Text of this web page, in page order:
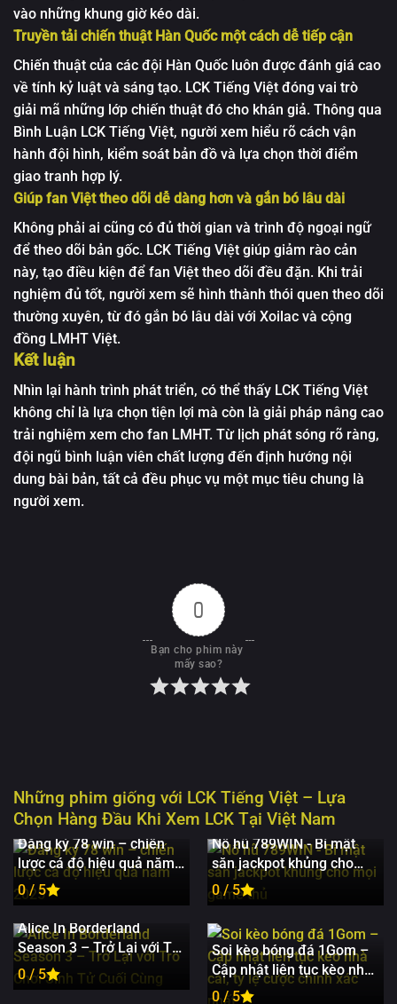
vào những khung giờ kéo dài.
Truyền tải chiến thuật Hàn Quốc một cách dễ tiếp cận
Chiến thuật của các đội Hàn Quốc luôn được đánh giá cao
về tính kỷ luật và sáng tạo. LCK Tiếng Việt đóng vai trò
giải mã những lớp chiến thuật đó cho khán giả. Thông qua
Bình Luận LCK Tiếng Việt, người xem hiểu rõ cách vận
hành đội hình, kiểm soát bản đồ và lựa chọn thời điểm
giao tranh hợp lý.
Giúp fan Việt theo dõi dễ dàng hơn và gắn bó lâu dài
Không phải ai cũng có đủ thời gian và trình độ ngoại ngữ
để theo dõi bản gốc. LCK Tiếng Việt giúp giảm rào cản
này, tạo điều kiện để fan Việt theo dõi đều đặn. Khi trải
nghiệm đủ tốt, người xem sẽ hình thành thói quen theo dõi
thường xuyên, từ đó gắn bó lâu dài với Xoilac và cộng
đồng LMHT Việt.
Kết luận
Nhìn lại hành trình phát triển, có thể thấy LCK Tiếng Việt
không chỉ là lựa chọn tiện lợi mà còn là giải pháp nâng cao
trải nghiệm xem cho fan LMHT. Từ lịch phát sóng rõ ràng,
đội ngũ bình luận viên chất lượng đến định hướng nội
dung bài bản, tất cả đều phục vụ một mục tiêu chung là
người xem.
0
Bạn cho phim này
mấy sao?
Những phim giống với LCK Tiếng Việt – Lựa
Chọn Hàng Đầu Khi Xem LCK Tại Việt Nam
Đăng ký 78 win – chiến
lược cá độ hiệu quả năm
2025
0 / 5
Nổ hũ 789WIN - Bí mật
săn jackpot khủng cho
mọi game thủ
0 / 5
Alice In Borderland
Season 3 – Trở Lại với Trò
Chơi Sinh Tử Cuối Cùng
0 / 5
Soi kèo bóng đá 1Gom –
Cập nhật liên tục kèo nhà
cái, tỷ lệ cược chính xác
0 / 5